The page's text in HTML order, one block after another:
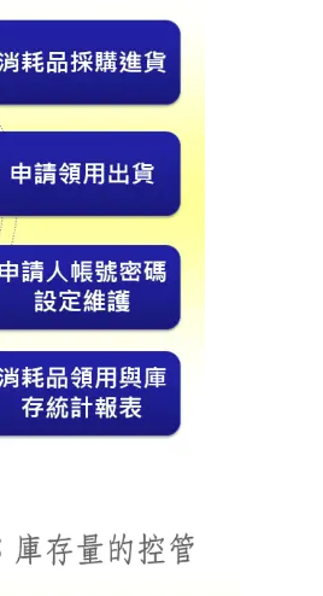
用品統計表』等各式報表。